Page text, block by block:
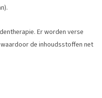
Er worden verse
de inhoudsstoffen net